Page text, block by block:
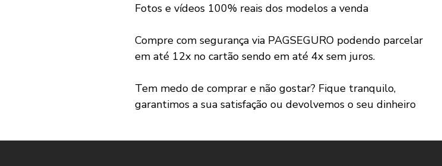
Fotos e vídeos 100% reais dos modelos a venda
Compre com segurança via PAGSEGURO podendo parcelar
em até 12x no cartão sendo em até 4x sem juros.
Tem medo de comprar e não gostar? Fique tranquilo,
garantimos a sua satisfação ou devolvemos o seu dinheiro